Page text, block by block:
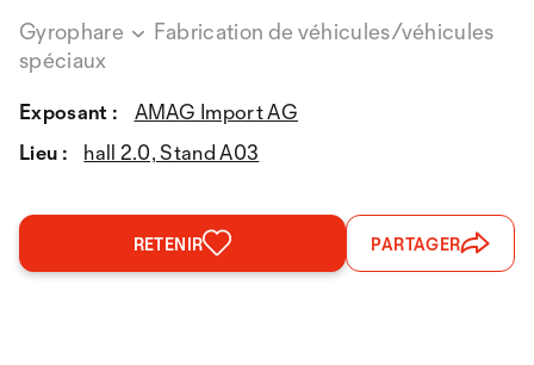
Gyrophare
Fabrication de véhicules/véhicules
spéciaux
Exposant :
AMAG Import AG
Lieu :
hall 2.0, Stand A03
RETENIR PARTAGER